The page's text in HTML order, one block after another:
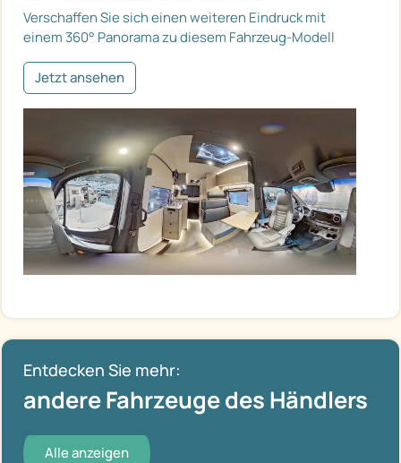
Verschaffen Sie sich einen weiteren Eindruck mit
einem 360° Panorama zu diesem Fahrzeug-Modell
Jetzt ansehen
Entdecken Sie mehr:
andere Fahrzeuge des Händlers
Alle anzeigen